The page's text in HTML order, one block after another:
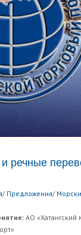
речные
/ Предложения/
АО «Хатангский